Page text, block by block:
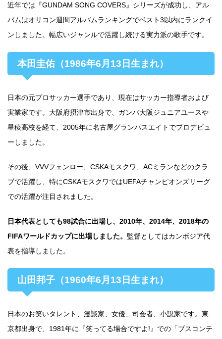
近年では『GUNDAM SONG COVERS』シリーズが成功し、アル
バムはオリコン週間アルバムランキングでベスト3以内にランクイ
ンしました。幅広いジャンルで活躍し続ける実力派の歌手です。
本田圭佑（1986年6月13日生まれ）
日本の元プロサッカー選手であり、現在はサッカー指導者および
実業家です。大阪府摂津市出身で、ガンバ大阪ジュニアユースや
星稜高校を経て、2005年に名古屋グランパスエイトでプロデビュ
ーしました。
その後、VVVフェンロー、CSKAモスクワ、ACミランなどのクラ
ブで活躍し、特にCSKAモスクワではUEFAチャンピオンズリーグ
での活躍が注目されました。
日本代表としても98試合に出場し、2010年、2014年、2018年の
FIFAワールドカップに出場しました。 監督としてはカンボジア代
表を指導しました。
山田邦子（1960年6月13日生まれ）
日本のお笑いタレント、漫談家、女優、司会者、小説家です。東
京都出身で、1981年に『笑ってる場合ですよ!』での「ブスコンテ